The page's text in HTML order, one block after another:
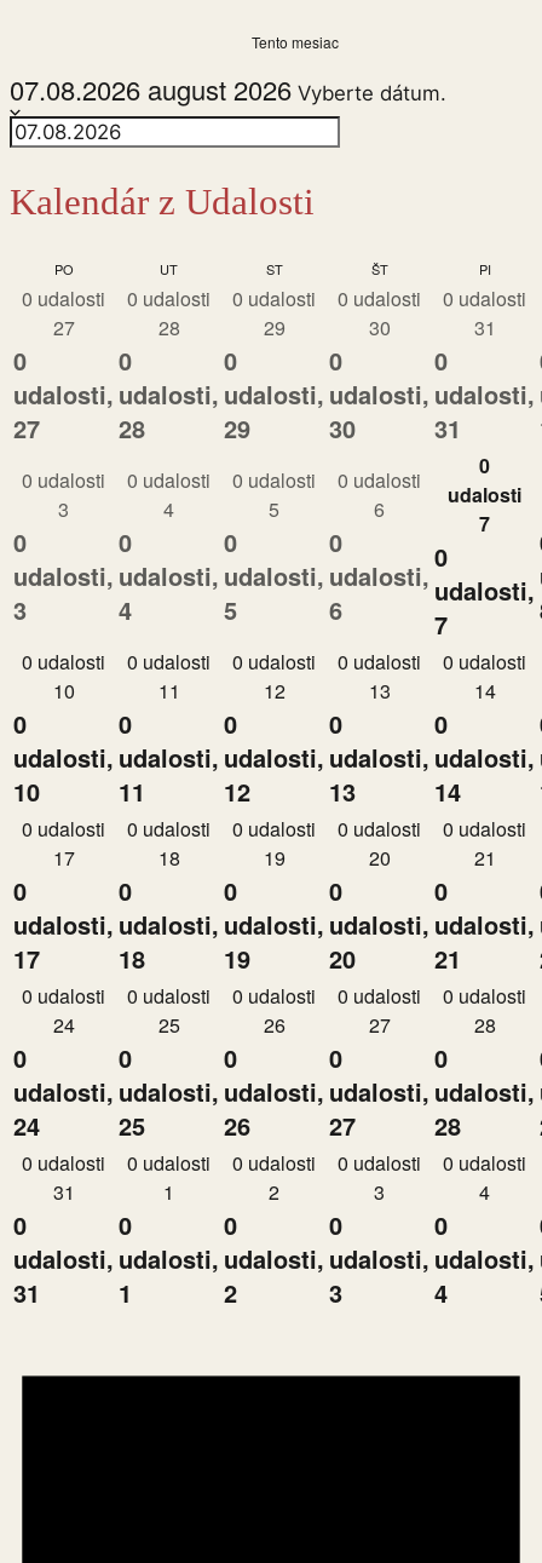
Tento mesiac
07.08.2026 august 2026 Vyberte dátum.
Kalendár z Udalosti
POPONDELOK UTUTOROK STSTREDA ŠTŠTVRTOK PIPIATOK
0 udalosti
27
0
udalosti,
27
0 udalosti
28
0
udalosti,
28
0 udalosti
29
0
udalosti,
29
0 udalosti
30
0
udalosti,
30
0 udalosti
31
0
udalosti,
31
0 udalosti
3
0
udalosti,
3
0 udalosti
4
0
udalosti,
4
0 udalosti
5
0
udalosti,
5
0 udalosti
6
0
udalosti,
6
0
udalosti
7
0
udalosti,
7
0 udalosti
10
0
udalosti,
10
0 udalosti
11
0
udalosti,
11
0 udalosti
12
0
udalosti,
12
0 udalosti
13
0
udalosti,
13
0 udalosti
14
0
udalosti,
14
0 udalosti
17
0
udalosti,
17
0 udalosti
18
0
udalosti,
18
0 udalosti
19
0
udalosti,
19
0 udalosti
20
0
udalosti,
20
0 udalosti
21
0
udalosti,
21
0 udalosti
24
0
udalosti,
24
0 udalosti
25
0
udalosti,
25
0 udalosti
26
0
udalosti,
26
0 udalosti
27
0
udalosti,
27
0 udalosti
28
0
udalosti,
28
0 udalosti
31
0
udalosti,
31
0 udalosti
1
0
udalosti,
1
0 udalosti
2
0
udalosti,
2
0 udalosti
3
0
udalosti,
3
0 udalosti
4
0
udalosti,
4